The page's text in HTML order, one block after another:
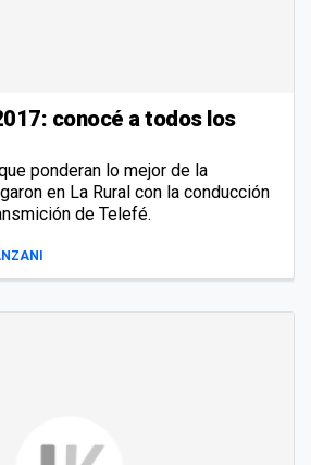
conocé a todos los
ponderan lo mejor de la
en La Rural con la conducción
de Telefé.